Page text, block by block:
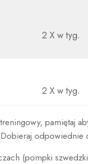
2 X w tyg.
2 X w tyg.
pamiętaj
odpowiednie
(pompki